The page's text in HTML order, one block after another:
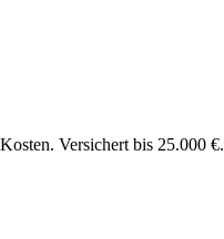
Versichert bis 25.000 €.